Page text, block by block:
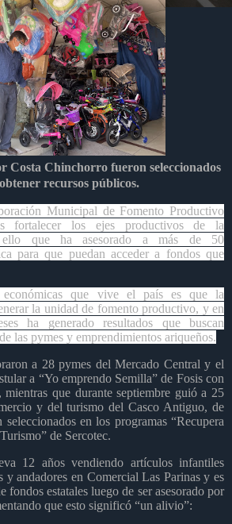
Costa Chinchorro fueron seleccionados
recursos públicos.
Municipal de Fomento Productivo
fortalecer los ejes productivos de la
que ha asesorado a más de 50
para que puedan acceder a fondos que
que vive el país es que la
la unidad de fomento productivo, y en
ha generado resultados que buscan
las pymes y emprendimientos ariqueños.
a 28 pymes del Mercado Central y el
a “Yo emprendo Semilla” de Fosis con
que durante septiembre guió a 25
y del turismo del Casco Antiguo, de
en los programas “Recupera
de Sercotec.
12 años vendiendo artículos infantiles
y andadores en Comercial Las Parinas y es
fondos estatales luego de ser asesorado por
que esto significó “un alivio”: